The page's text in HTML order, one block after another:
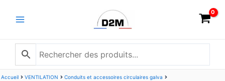
Accueil VENTILATION Conduits et accessoires circulaires galva